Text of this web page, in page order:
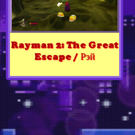
Rayman 2: The Great
Escape / Рэй